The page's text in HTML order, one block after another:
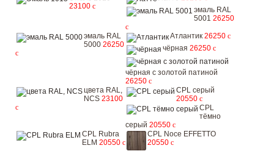
23100 c
эмаль RAL
5001 26250
c
эмаль RAL
5000 26250
c
Атлантик 26250 c
чёрная 26250 c
чёрная с золотой патиной
26250 c
цвета RAL,
NCS 23100
c
CPL серый
20550 c
CPL
тёмно
серый 20550 c
CPL Rubra
ELM 20550 c
CPL Noce EFFETTO
20550 c